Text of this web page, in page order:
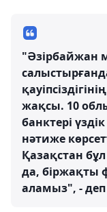
"Әзірбайжан
жақсы. 10
банктері
нәтиже
Қазақстан
да, біржақты
аламыз", - деп